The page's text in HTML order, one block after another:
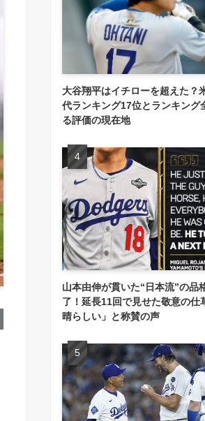
大谷翔平はイチローを超えた？
代ランキング17位とランキング
る評価の現在地
山本由伸が貫いた“日本流”の品
了！延長11回で見せた敬意の仕
晴らしい」と称賛の声